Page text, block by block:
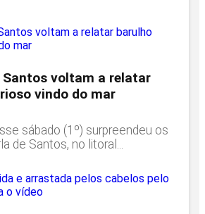
Santos voltam a relatar
vindo do mar
sábado (1º) surpreendeu os
de Santos, no litoral...